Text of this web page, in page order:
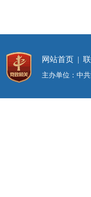
网站首页 |
主办单位：中